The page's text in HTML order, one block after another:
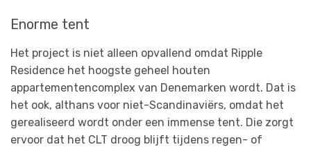
Enorme tent
Het project is niet alleen opvallend omdat Ripple
Residence het hoogste geheel houten
appartementencomplex van Denemarken wordt. Dat is
het ook, althans voor niet-Scandinaviërs, omdat het
gerealiseerd wordt onder een immense tent. Die zorgt
ervoor dat het CLT droog blijft tijdens regen- of